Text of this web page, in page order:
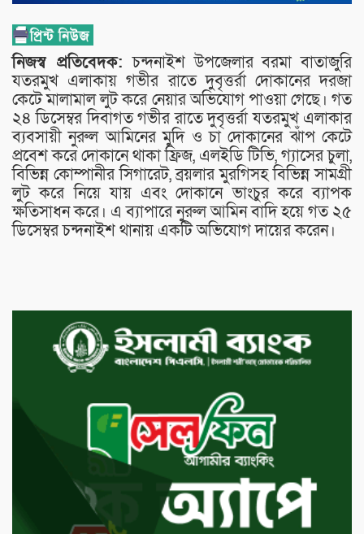
নিজস্ব প্রতিবেদক:চন্দনাইশ উপজেলার বরমা বাতাজুরি
যতরমুখ এলাকায় গভীর রাতে দুবৃত্তর্রা দোকানের দরজা
কেটে মালামাল লুট করে নেয়ার অভিযোগ পাওয়া গেছে। গত
২৪ ডিসেম্বর দিবাগত গভীর রাতে দুবৃত্তর্রা যতরমুখ এলাকার
ব্যবসায়ী নুরুল আমিনের মুদি ও চা দোকানের ঝাঁপ কেটে
প্রবেশ করে দোকানে থাকা ফ্রিজ, এলইডি টিভি, গ্যাসের চুলা,
বিভিন্ন কোম্পানীর সিগারেট, ব্রয়লার মুরগিসহ বিভিন্ন সামগ্রী
লুট করে নিয়ে যায় এবং দোকানে ভাংচুর করে ব্যাপক
ক্ষতিসাধন করে। এ ব্যাপারে নুরুল আমিন বাদি হয়ে গত ২৫
ডিসেম্বর চন্দনাইশ থানায় একটি অভিযোগ দায়ের করেন।